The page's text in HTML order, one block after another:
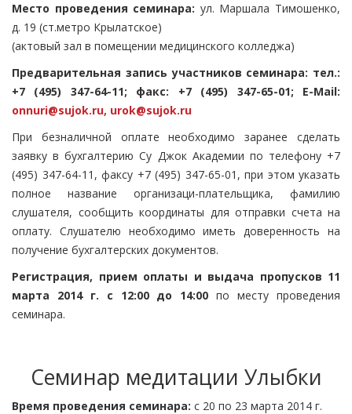
Место проведения семинара: ул. Маршала Тимошенко,
д. 19 (ст.метро Крылатское)
(актовый зал в помещении медицинского колледжа)
Предварительная запись участников семинара: тел.:
+7 (495) 347-64-11; факс: +7 (495) 347-65-01; E-Mail:
onnuri@sujok.ru, urok@sujok.ru
При безналичной оплате необходимо заранее сделать
заявку в бухгалтерию Су Джок Академии по телефону +7
(495) 347-64-11, факсу +7 (495) 347-65-01, при этом указать
полное название организаци-плательщика, фамилию
слушателя, сообщить координаты для отправки счета на
оплату. Слушателю необходимо иметь доверенность на
получение бухгалтерских документов.
Регистрация, прием оплаты и выдача пропусков 11
марта 2014 г. с 12:00 до 14:00 по месту проведения
семинара.
Семинар медитации Улыбки
Время проведения семинара: с 20 по 23 марта 2014 г.